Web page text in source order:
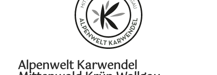
Alpenwelt Karwendel